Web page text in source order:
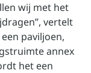
wij met het
vertelt
paviljoen,
annex
het een